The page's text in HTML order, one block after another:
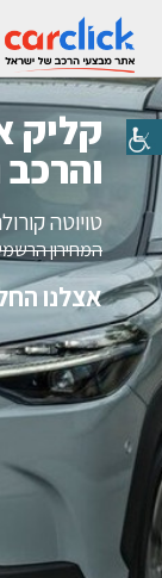
קליק
טויוטה
המחירון הרשמי
אצלנו